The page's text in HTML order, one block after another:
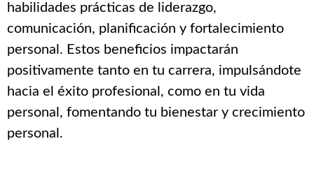
habilidades prácticas de liderazgo,
comunicación, planificación y fortalecimiento
personal. Estos beneficios impactarán
positivamente tanto en tu carrera, impulsándote
hacia el éxito profesional, como en tu vida
personal, fomentando tu bienestar y crecimiento
personal.